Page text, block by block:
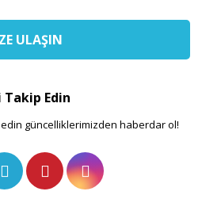
ULAŞIN
Takip Edin
güncelliklerimizden haberdar ol!